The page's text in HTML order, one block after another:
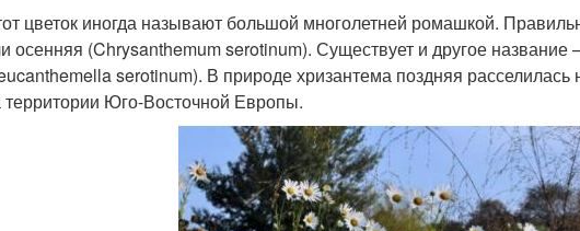
цветок иногда называют большой многолетней ромашкой.
осенняя (Chrysanthemum serotinum). Существует и другое
serotinum). В природе хризантема поздняя расселилась
территории Юго-Восточной Европы.